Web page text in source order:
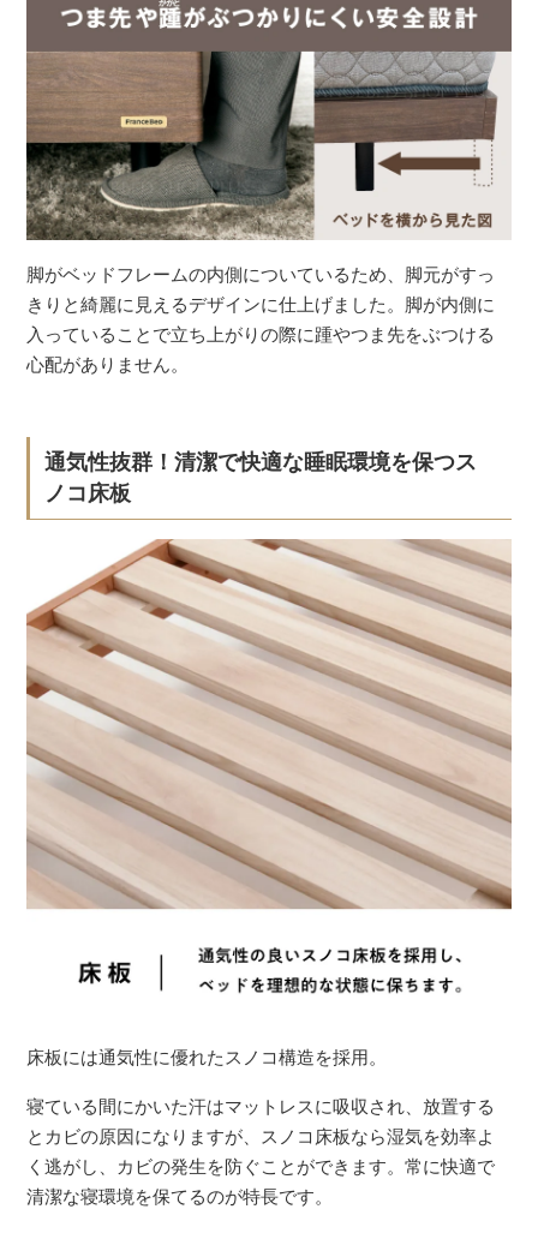
脚がベッドフレームの内側についているため、脚元がすっ
きりと綺麗に見えるデザインに仕上げました。脚が内側に
入っていることで立ち上がりの際に踵やつま先をぶつける
心配がありません。
通気性抜群！清潔で快適な睡眠環境を保つス
ノコ床板
床板には通気性に優れたスノコ構造を採用。
寝ている間にかいた汗はマットレスに吸収され、放置する
とカビの原因になりますが、スノコ床板なら湿気を効率よ
く逃がし、カビの発生を防ぐことができます。常に快適で
清潔な寝環境を保てるのが特長です。